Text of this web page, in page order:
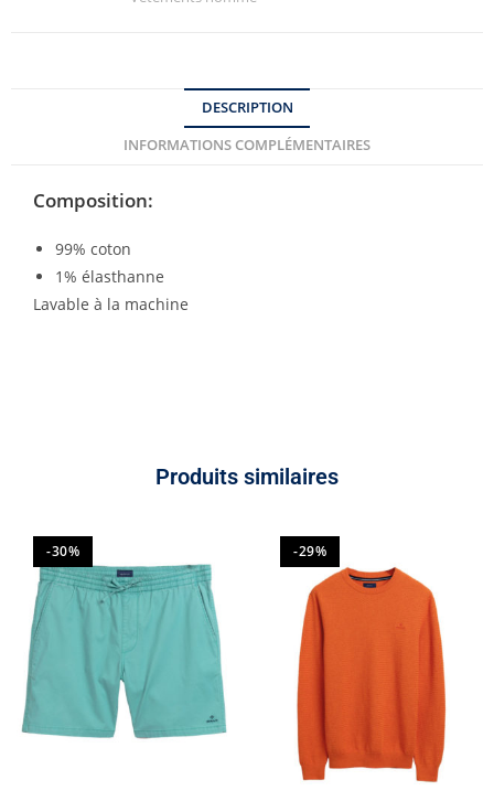
DESCRIPTION
INFORMATIONS COMPLÉMENTAIRES
Composition:
99% coton
1% élasthanne
Lavable à la machine
Produits similaires
-30% -29%